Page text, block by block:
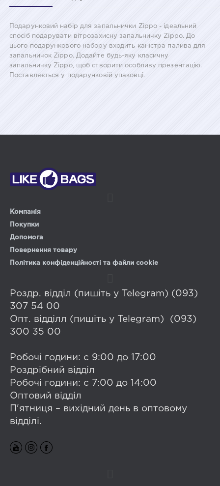
Подарунковий набір для запальнички Zippo - ідеальний
спосіб подарувати вітрозахисну запальничку Zippo. До
цього подарункового набору входить каністра палива для
запальничок Zippo. Додайте будь-яку класичну
запальничку Zippo, щоб створити особливу презентацію.
Поставляється у подарунковій упаковці.
Компанія
Покупки
Допомога
Повернення товару
Політика конфіденційності та файли cookie
Роздр. відділ (пишіть у Telegram) (093)
307 54 00
Опт. відділл (пишіть у Telegram) (093)
300 35 00
Робочі години: с 9:00 до 17:00
Роздрібний відділ
Робочі години: с 7:00 до 14:00
Оптовий відділ
П'ятниця – вихідний день в оптовому
відділі.